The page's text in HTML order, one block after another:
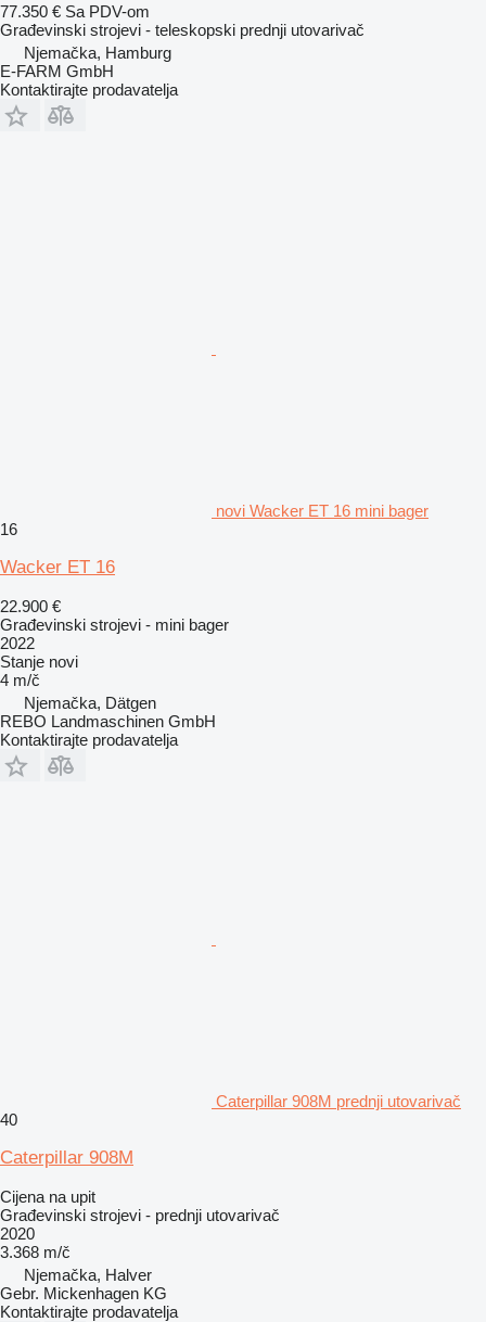
77.350 € Sa PDV-om
Građevinski strojevi - teleskopski prednji utovarivač
Njemačka, Hamburg
E-FARM GmbH
Kontaktirajte prodavatelja
novi Wacker ET 16 mini bager
16
Wacker ET 16
22.900 €
Građevinski strojevi - mini bager
2022
Stanje novi
4 m/č
Njemačka, Dätgen
REBO Landmaschinen GmbH
Kontaktirajte prodavatelja
Caterpillar 908M prednji utovarivač
40
Caterpillar 908M
Cijena na upit
Građevinski strojevi - prednji utovarivač
2020
3.368 m/č
Njemačka, Halver
Gebr. Mickenhagen KG
Kontaktirajte prodavatelja